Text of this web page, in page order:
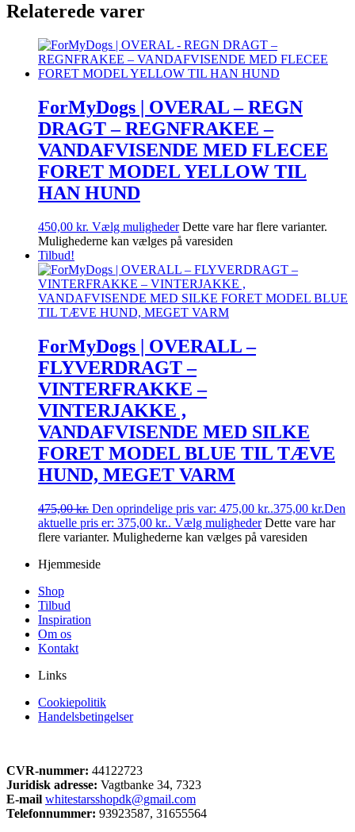
Relaterede varer
ForMyDogs | OVERAL – REGN
DRAGT – REGNFRAKEE –
VANDAFVISENDE MED FLECEE
FORET MODEL YELLOW TIL
HAN HUND
450,00 kr. Vælg muligheder Dette vare har flere varianter.
Mulighederne kan vælges på varesiden
Tilbud!
ForMyDogs | OVERALL –
FLYVERDRAGT –
VINTERFRAKKE –
VINTERJAKKE ,
VANDAFVISENDE MED SILKE
FORET MODEL BLUE TIL TÆVE
HUND, MEGET VARM
475,00kr. Den oprindelige pris var: 475,00 kr..375,00 kr.Den
aktuelle pris er: 375,00 kr.. Vælg muligheder Dette vare har
flere varianter. Mulighederne kan vælges på varesiden
Hjemmeside
Shop
Tilbud
Inspiration
Om os
Kontakt
Links
Cookiepolitik
Handelsbetingelser
CVR-nummer: 44122723
Juridisk adresse: Vagtbanke 34, 7323
E-mail whitestarsshopdk@gmail.com
Telefonnummer: 93923587, 31655564